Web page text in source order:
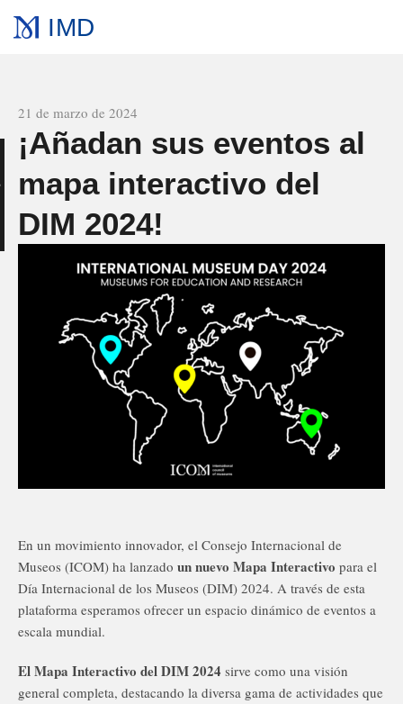
IMD
21 de marzo de 2024
¡Añadan sus eventos al
mapa interactivo del
DIM 2024!
En un movimiento innovador, el Consejo Internacional de
Museos (ICOM) ha lanzado un nuevo Mapa Interactivo para el
Día Internacional de los Museos (DIM) 2024. A través de esta
plataforma esperamos ofrecer un espacio dinámico de eventos a
escala mundial.
El Mapa Interactivo del DIM 2024 sirve como una visión
general completa, destacando la diversa gama de actividades que